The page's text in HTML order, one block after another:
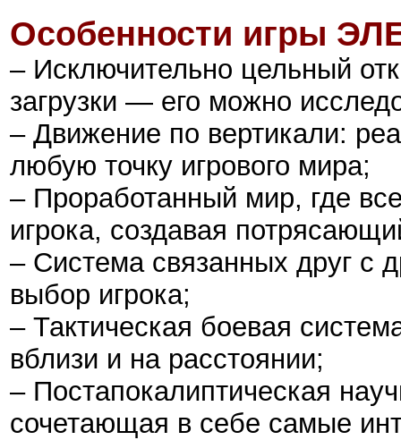
Особенности игры
– Исключительно цельный
загрузки — его можно
– Движение по вертикали:
любую точку игрового мира;
– Проработанный мир, где
игрока, создавая
– Система связанных друг с
выбор игрока;
– Тактическая боевая
вблизи и на расстоянии;
– Постапокалиптическая
сочетающая в себе самые